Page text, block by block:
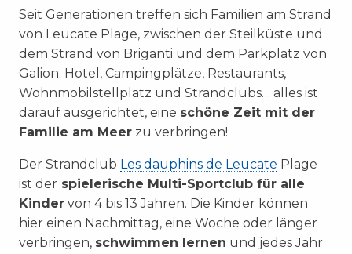
Seit Generationen treffen sich Familien am Strand
von Leucate Plage, zwischen der Steilküste und
dem Strand von Briganti und dem Parkplatz von
Galion. Hotel, Campingplätze, Restaurants,
Wohnmobilstellplatz und Strandclubs… alles ist
darauf ausgerichtet, eine schöne Zeit mit der
Familie am Meer zu verbringen!
Der Strandclub Les dauphins de Leucate Plage
ist der spielerische Multi-Sportclub für alle
Kinder von 4 bis 13 Jahren. Die Kinder können
hier einen Nachmittag, eine Woche oder länger
verbringen, schwimmen lernen und jedes Jahr